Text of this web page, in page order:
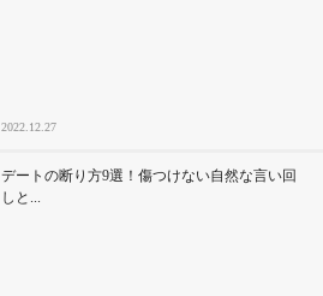
2022.12.27
デートの断り方9選！傷つけない自然な言い回
しと...